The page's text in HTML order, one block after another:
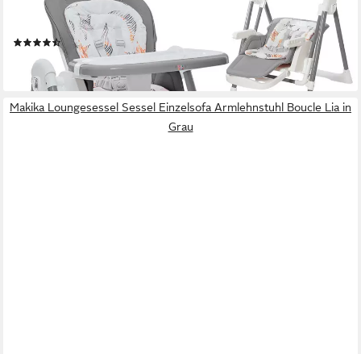
Hochstuhl Kinderhochstuhl 3in1 / Babywippe für Kinder - Lulu in
(11)
64,90 €
lieferbar - in 3-4 Werktagen bei dir
Makika Loungesessel Sessel Einzelsofa Armlehnstuhl Boucle Lia in
Grau